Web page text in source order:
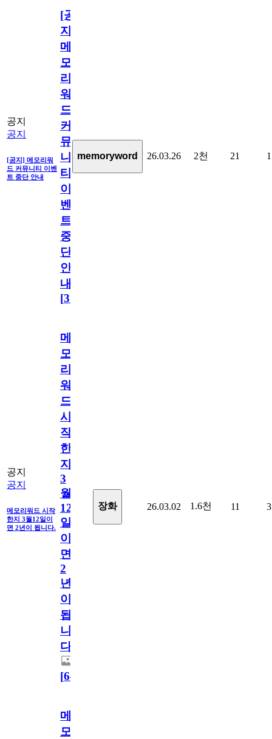
공지
공지
[공지] 메모리워
드 커뮤니티 이벤
트 중단 안내
[공
지]
메
모
리
워
드
커
뮤
니
티
이
벤
트
중
단
안
내
[31
memoryword 26.03.26 2천 21 1
공지
공지
메모리워드 시작
한지 3월12일이
면 2년이 됩니다.
메
모
리
워
드
시
작
한
지
3
월
12
일
이
면
2
년
이
됩
니
다.
[64
장화 26.03.02 1.6천 11 3
메
모